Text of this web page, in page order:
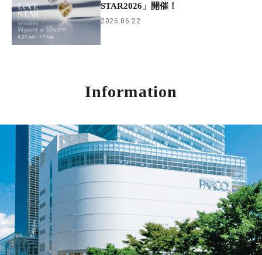
STAR2026」開催！
2026.06.22
Information